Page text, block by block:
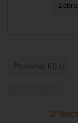
Porovnat (0)